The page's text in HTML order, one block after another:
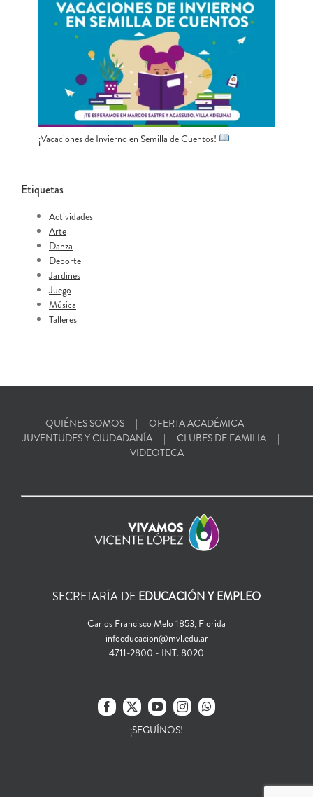
¡Vacaciones de Invierno en Semilla de Cuentos!
Etiquetas
Actividades
Arte
Danza
Deporte
Jardines
Juego
Música
Talleres
QUIÉNES SOMOS
OFERTA ACADÉMICA
JUVENTUDES Y CIUDADANÍA
CLUBES DE FAMILIA
VIDEOTECA
SECRETARÍA DE EDUCACIÓN Y EMPLEO
Carlos Francisco Melo 1853, Florida
infoeducacion@mvl.edu.ar
4711-2800 - INT. 8020
¡SEGUÍNOS!